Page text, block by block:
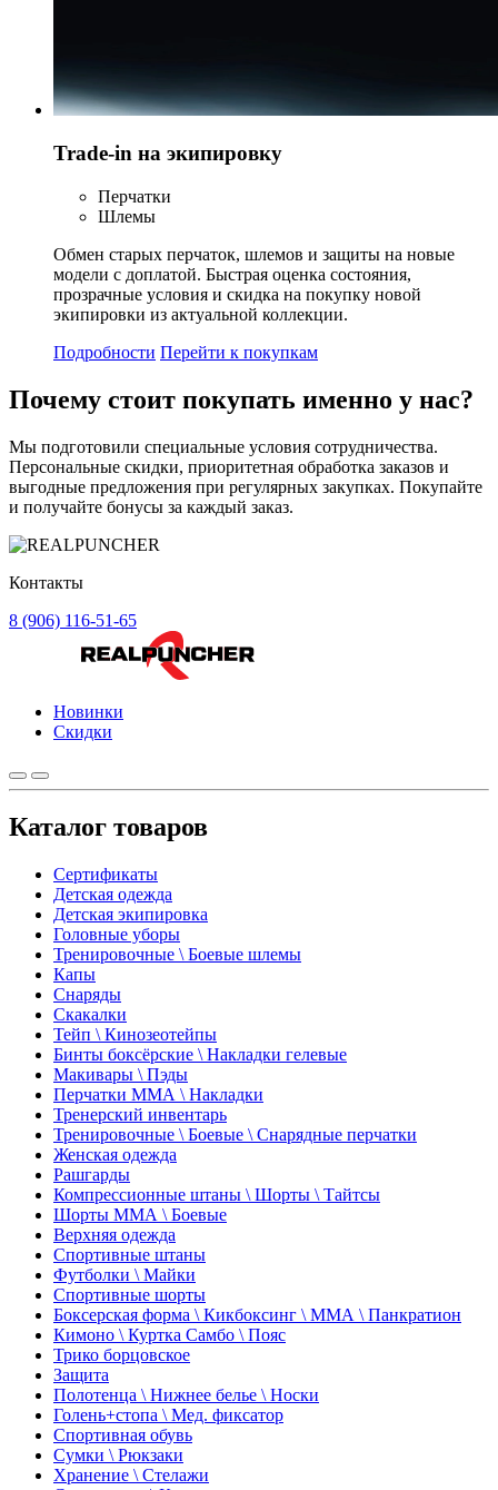
Trade-in на экипировку
Перчатки
Шлемы
Обмен старых перчаток, шлемов и защиты на новые
модели с доплатой. Быстрая оценка состояния,
прозрачные условия и скидка на покупку новой
экипировки из актуальной коллекции.
Подробности Перейти к покупкам
Почему стоит покупать именно у нас?
Мы подготовили специальные условия сотрудничества.
Персональные скидки, приоритетная обработка заказов и
выгодные предложения при регулярных закупках. Покупайте
и получайте бонусы за каждый заказ.
Контакты
8 (906) 116-51-65
Новинки
Скидки
Каталог товаров
Сертификаты
Детская одежда
Детская экипировка
Головные уборы
Тренировочные \ Боевые шлемы
Капы
Снаряды
Скакалки
Тейп \ Кинозеотейпы
Бинты боксёрские \ Накладки гелевые
Макивары \ Пэды
Перчатки ММА \ Накладки
Тренерский инвентарь
Тренировочные \ Боевые \ Снарядные перчатки
Женская одежда
Рашгарды
Компрессионные штаны \ Шорты \ Тайтсы
Шорты ММА \ Боевые
Верхняя одежда
Спортивные штаны
Футболки \ Майки
Спортивные шорты
Боксерская форма \ Кикбоксинг \ ММА \ Панкратион
Кимоно \ Куртка Самбо \ Пояс
Трико борцовское
Защита
Полотенца \ Нижнее белье \ Носки
Голень+стопа \ Мед. фиксатор
Спортивная обувь
Сумки \ Рюкзаки
Хранение \ Стелажи